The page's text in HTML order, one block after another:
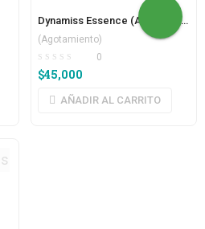
Dynamiss Essence (Agotamiento)
(Agotamiento)
0
$45,000
AÑADIR AL CARRITO